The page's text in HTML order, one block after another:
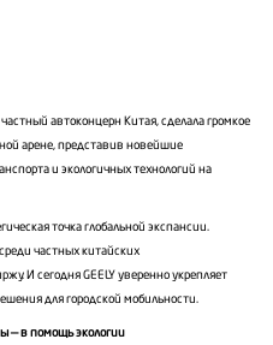
автоконцерн Китая, сделала громкое
арене, представив новейшие
и экологичных технологий на
точка глобальной экспансии.
частных китайских
И сегодня GEELY уверенно укрепляет
для городской мобильности.
— в помощь экологии